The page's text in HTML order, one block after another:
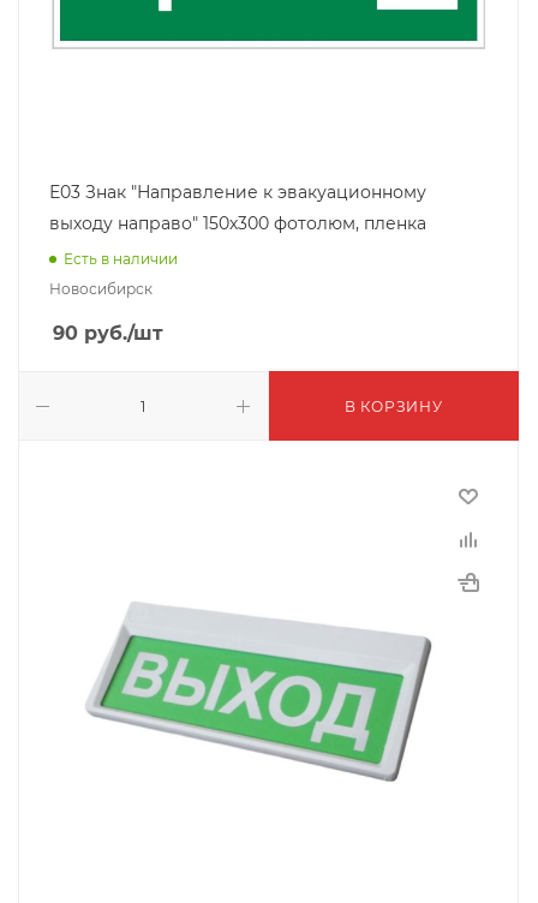
Е03 Знак "Направление к эвакуационному
выходу направо" 150х300 фотолюм, пленка
Есть в наличии
Новосибирск
90 руб./шт
В КОРЗИНУ